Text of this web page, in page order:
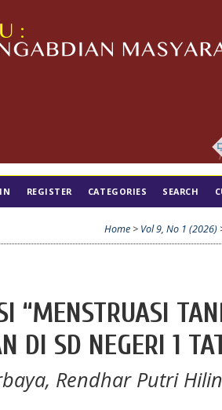
REGISTER CATEGORIES SEARCH
Home > Vol 9, No 1 (2026)
“MENSTRUASI
DI SD NEGERI 1
Rendhar Putri